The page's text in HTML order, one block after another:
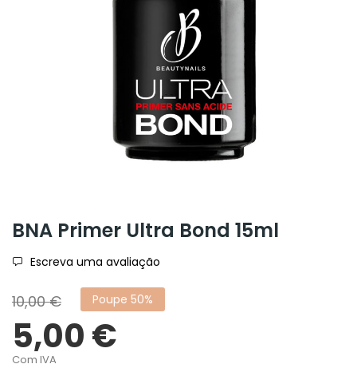
BNA Primer Ultra Bond 15ml
Escreva uma avaliação
10,00 € Poupe 50%
5,00 €
Com IVA